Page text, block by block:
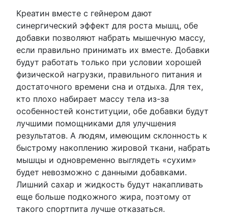
Креатин вместе с гейнером дают
синергический эффект для роста мышц, обе
добавки позволяют набрать мышечную массу,
если правильно принимать их вместе. Добавки
будут работать только при условии хорошей
физической нагрузки, правильного питания и
достаточного времени сна и отдыха. Для тех,
кто плохо набирает массу тела из-за
особенностей конституции, обе добавки будут
лучшими помощниками для улучшения
результатов. А людям, имеющим склонность к
быстрому накоплению жировой ткани, набрать
мышцы и одновременно выглядеть «сухим»
будет невозможно с данными добавками.
Лишний сахар и жидкость будут накапливать
еще больше подкожного жира, поэтому от
такого спортпита лучше отказаться.